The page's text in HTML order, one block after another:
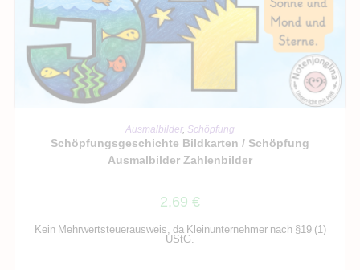
IN DEN WARENKORB
Ausmalbilder, Schöpfung
Schöpfungsgeschichte Bildkarten / Schöpfung
Ausmalbilder Zahlenbilder
2,69 €
Kein Mehrwertsteuerausweis, da Kleinunternehmer nach §19 (1)
UStG.